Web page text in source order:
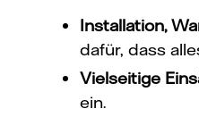
Installation,
dafür, dass
Vielseitige
ein.